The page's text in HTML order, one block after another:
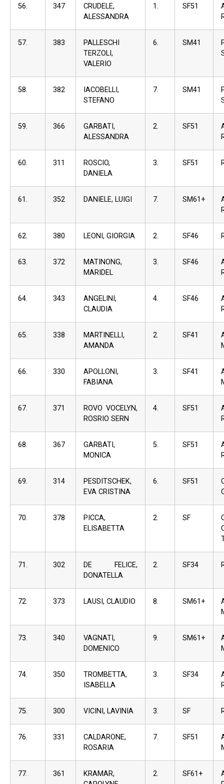
56. 347
CRUDELE,
ALESSANDRA
1. SF51
57. 383
PALLESCHI
TERZOLI,
VALERIO
6. SM41
58. 382
IACOBELLI,
STEFANO
7. SM41
59. 366
GARBATI,
ALESSANDRA
2. SF51
60. 311
ROSCIO,
DANIELA
3. SF51
61. 352 DANIELE, LUIGI 7. SM61+
62. 380 LEONI, GIORGIA 2. SF46
63. 372
MATINONG,
MARIDEL
3. SF46
64. 343
ANGELINI,
CLAUDIA
4. SF46
65. 338
MARTINELLI,
AMANDA
2. SF41
66. 330
APOLLONI,
FABIANA
3. SF41
67. 371
ROVO VOCELYN,
ROSRIO SERN
4. SF51
68. 367
GARBATI,
MONICA
5. SF51
69. 314
PESDITSCHEK,
EVA CRISTINA
6. SF51
70. 378
PICCA,
ELISABETTA
2. SF
71. 302
DE FELICE,
DONATELLA
2. SF34
72. 373 LAUSI, CLAUDIO 8. SM61+
73. 340
VAGNATI,
DOMENICO
9. SM61+
74. 350
TROMBETTA,
ISABELLA
3. SF34
75. 300 VICINI, LAVINIA 3. SF
76. 331
CALDARONE,
ROSARIA
7. SF51
77. 361
KRAMAR,
2. SF61+